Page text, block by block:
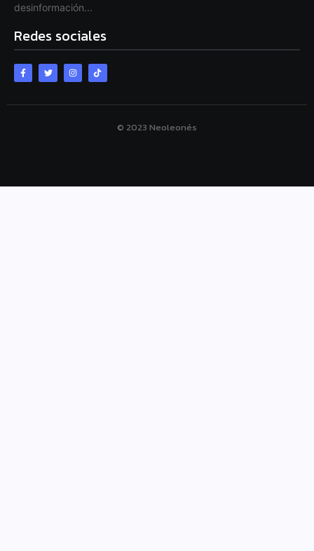
desinformación...
Redes sociales
© 2023 Neoleonés